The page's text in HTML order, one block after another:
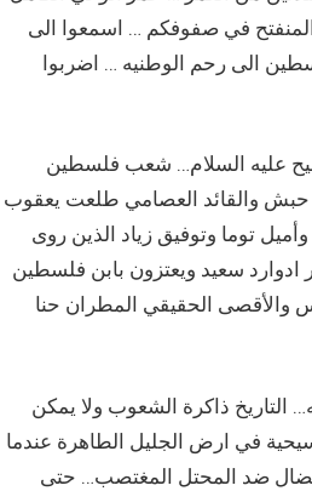
في صفوفكم … اسمعوا الى
الى رحم الوطنيه … اضربوا
عليه السلام… شعب فلسطين
حبش والقائد العصامي طلعت يعقوب
توما وتوفيق زياد الذين روى
ادوارد سعيد ويعتزون بابن فلسطين
والأقصى الحقيقي المطران حنا
التاريخ ذاكرة الشعوب ولا يمكن
في ارض الجليل الطاهرة عندما
ضد المحتل المغتصب… حتى